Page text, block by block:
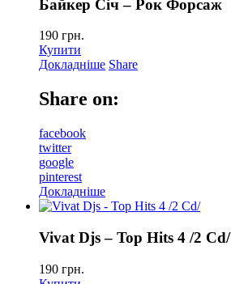
Байкер Сiч – Рок Форсаж
190 грн.
Купити
Докладніше Share
Share on:
facebook
twitter
google
pinterest
Докладніше
Vivat Djs – Top Hits 4 /2 Cd/
190 грн.